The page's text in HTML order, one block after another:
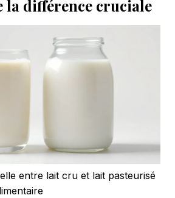
la différence cruciale
entre lait cru et lait pasteurisé